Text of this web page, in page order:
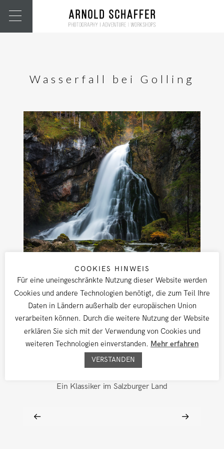
Wasserfall bei Golling
Ein Klassiker im Salzburger Land
COOKIES HINWEIS
Für eine uneingeschränkte Nutzung dieser Website werden
Cookies und andere Technologien benötigt, die zum Teil Ihre
Daten in Ländern außerhalb der europäischen Union
verarbeiten können. Durch die weitere Nutzung der Website
erklären Sie sich mit der Verwendung von Cookies und
weiteren Technologien einverstanden. Mehr erfahren
VERSTANDEN